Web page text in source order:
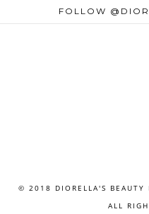
FOLLOW
© 2018 DIORELLA'S BEAUTY
ALL